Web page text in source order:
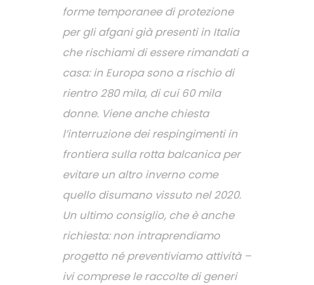
forme temporanee di protezione
per gli afgani già presenti in Italia
che rischiami di essere rimandati a
casa: in Europa sono a rischio di
rientro 280 mila, di cui 60 mila
donne. Viene anche chiesta
l’interruzione dei respingimenti in
frontiera sulla rotta balcanica per
evitare un altro inverno come
quello disumano vissuto nel 2020.
Un ultimo consiglio, che è anche
richiesta: non intraprendiamo
progetto né preventiviamo attività –
ivi comprese le raccolte di generi